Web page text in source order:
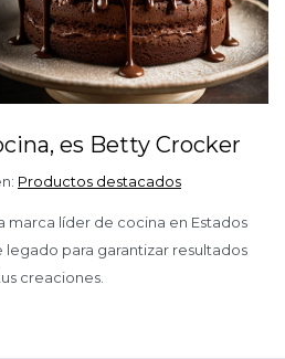
es Betty Crocker
Productos destacados
marca líder de cocina en Estados
legado para garantizar resultados
creaciones.